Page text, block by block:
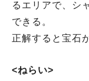
るエリアで、シ
できる。
正解すると宝石
<ねらい>